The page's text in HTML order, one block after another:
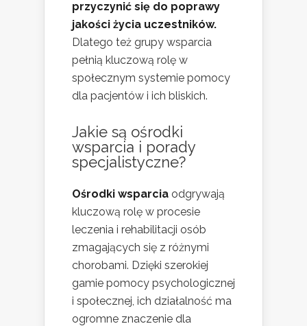
przyczynić się do poprawy
jakości życia uczestników.
Dlatego też grupy wsparcia
pełnią kluczową rolę w
społecznym systemie pomocy
dla pacjentów i ich bliskich.
Jakie są ośrodki
wsparcia i porady
specjalistyczne?
Ośrodki wsparcia odgrywają
kluczową rolę w procesie
leczenia i rehabilitacji osób
zmagających się z różnymi
chorobami. Dzięki szerokiej
gamie pomocy psychologicznej
i społecznej, ich działalność ma
ogromne znaczenie dla